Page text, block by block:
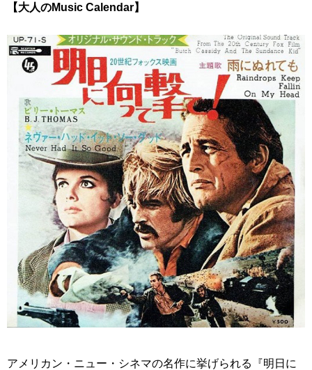
【大人のMusic Calendar】
アメリカン・ニュー・シネマの名作に挙げられる『明日に